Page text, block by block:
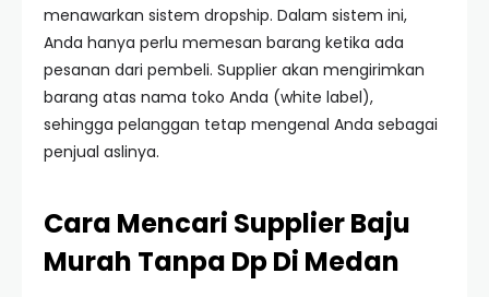
menawarkan sistem dropship. Dalam sistem ini,
Anda hanya perlu memesan barang ketika ada
pesanan dari pembeli. Supplier akan mengirimkan
barang atas nama toko Anda (white label),
sehingga pelanggan tetap mengenal Anda sebagai
penjual aslinya.
Cara Mencari Supplier Baju
Murah Tanpa Dp Di Medan